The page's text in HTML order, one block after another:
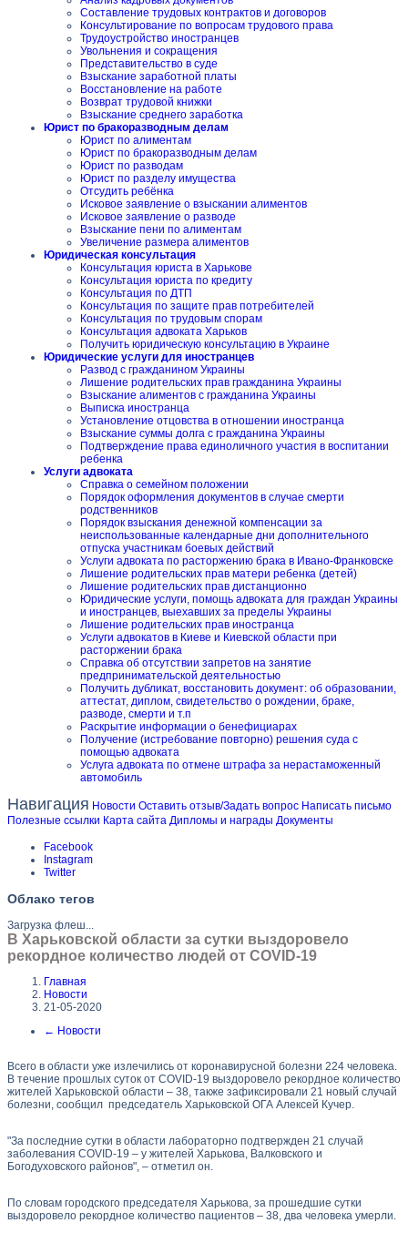
Составление трудовых контрактов и договоров
Консультирование по вопросам трудового права
Трудоустройство иностранцев
Увольнения и сокращения
Представительство в суде
Взыскание заработной платы
Восстановление на работе
Возврат трудовой книжки
Взыскание среднего заработка
Юрист по бракоразводным делам
Юрист по алиментам
Юрист по бракоразводным делам
Юрист по разводам
Юрист по разделу имущества
Отсудить ребёнка
Исковое заявление о взыскании алиментов
Исковое заявление о разводе
Взыскание пени по алиментам
Увеличение размера алиментов
Юридическая консультация
Консультация юриста в Харькове
Консультация юриста по кредиту
Консультация по ДТП
Консультация по защите прав потребителей
Консультация по трудовым спорам
Консультация адвоката Харьков
Получить юридическую консультацию в Украине
Юридические услуги для иностранцев
Развод с гражданином Украины
Лишение родительских прав гражданина Украины
Взыскание алиментов с гражданина Украины
Выписка иностранца
Установление отцовства в отношении иностранца
Взыскание суммы долга с гражданина Украины
Подтверждение права единоличного участия в воспитании
ребенка
Услуги адвоката
Справка о семейном положении
Порядок оформления документов в случае смерти
родственников
Порядок взыскания денежной компенсации за
неиспользованные календарные дни дополнительного
отпуска участникам боевых действий
Услуги адвоката по расторжению брака в Ивано-Франковске
Лишение родительских прав матери ребенка (детей)
Лишение родительских прав дистанционно
Юридические услуги, помощь адвоката для граждан Украины
и иностранцев, выехавших за пределы Украины
Лишение родительских прав иностранца
Услуги адвокатов в Киеве и Киевской области при
расторжении брака
Справка об отсутствии запретов на занятие
предпринимательской деятельностью
Получить дубликат, восстановить документ: об образовании,
аттестат, диплом, свидетельство о рождении, браке,
разводе, смерти и т.п
Раскрытие информации о бенефициарах
Получение (истребование повторно) решения суда с
помощью адвоката
Услуга адвоката по отмене штрафа за нерастаможенный
автомобиль
Навигация Новости Оставить отзыв/Задать вопрос Написать письмо
Полезные ссылки Карта сайта Дипломы и награды Документы
Facebook
Instagram
Twitter
Облако тегов
Загрузка флеш...
В Харьковской области за сутки выздоровело
рекордное количество людей от COVID-19
Главная
Новости
21-05-2020
← Новости
Всего в области уже излечились от коронавирусной болезни 224 человека.
В течение прошлых суток от COVID-19 выздоровело рекордное количество
жителей Харьковской области – 38, также зафиксировали 21 новый случай
болезни, сообщил председатель Харьковской ОГА Алексей Кучер.
"За последние сутки в области лабораторно подтвержден 21 случай
заболевания COVID-19 – у жителей Харькова, Валковского и
Богодуховского районов", – отметил он.
По словам городского председателя Харькова, за прошедшие сутки
выздоровело рекордное количество пациентов – 38, два человека умерли.